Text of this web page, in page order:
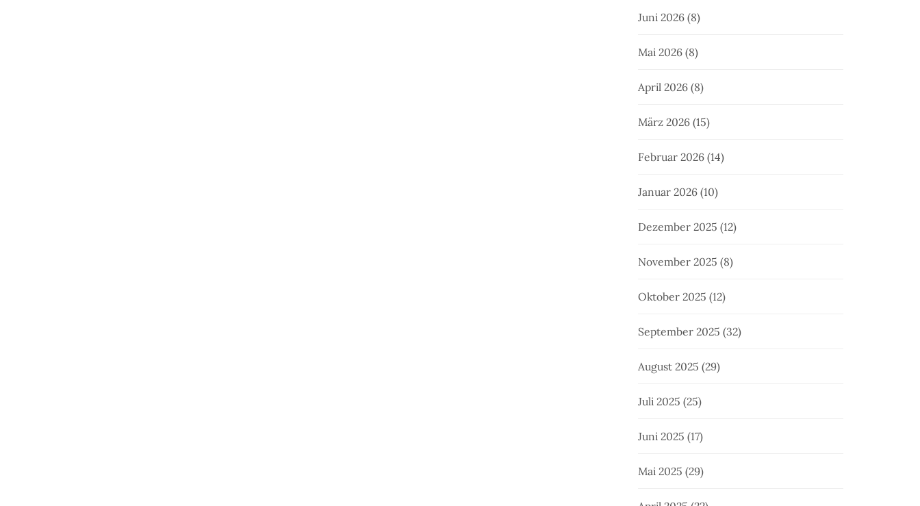
Juni 2026 (8)
Mai 2026 (8)
April 2026 (8)
März 2026 (15)
Februar 2026 (14)
Januar 2026 (10)
Dezember 2025 (12)
November 2025 (8)
Oktober 2025 (12)
September 2025 (32)
August 2025 (29)
Juli 2025 (25)
Juni 2025 (17)
Mai 2025 (29)